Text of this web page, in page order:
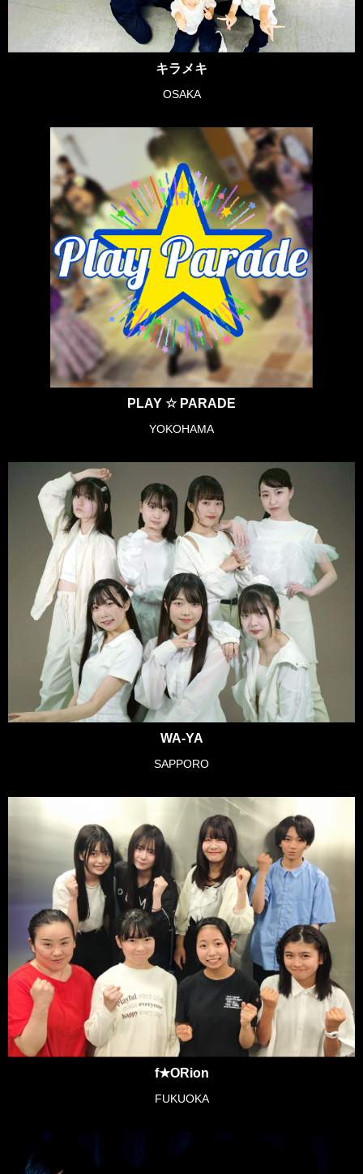
キラメキ
OSAKA
PLAY ☆ PARADE
YOKOHAMA
WA-YA
SAPPORO
f★ORion
FUKUOKA